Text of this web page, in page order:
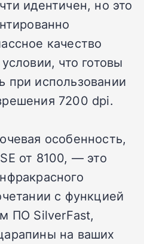
идентичен, но это
качество
что готовы
при использовании
7200 dpi.
особенность,
от 8100, — это
с функцией
ПО SilverFast,
на ваших